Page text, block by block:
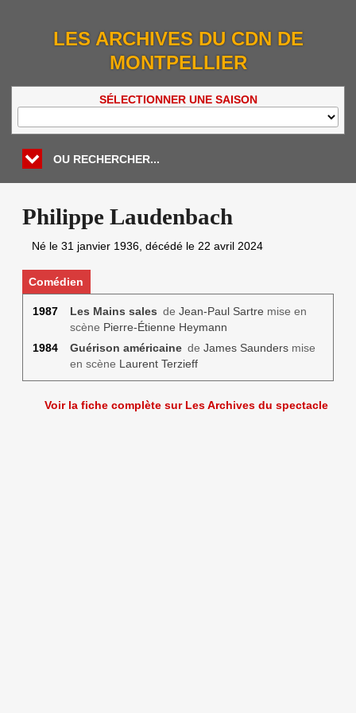
LES ARCHIVES DU CDN DE
MONTPELLIER
SÉLECTIONNER UNE SAISON
OU RECHERCHER...
Philippe Laudenbach
Né le 31 janvier 1936, décédé le 22 avril 2024
Comédien
1987 Les Mains sales de Jean-Paul Sartre mise en
scène Pierre-Étienne Heymann
1984
Guérison américainede James Saundersmise
en scène Laurent Terzieff
Voir la fiche complète sur Les Archives du spectacle